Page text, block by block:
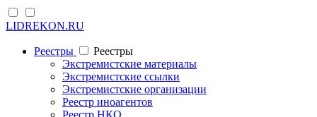
LIDREKON.RU
Реестры
Реестры
Экстремистские материалы
Экстремистские ссылки
Экстремистские организации
Реестр иноагентов
Реестр НКО